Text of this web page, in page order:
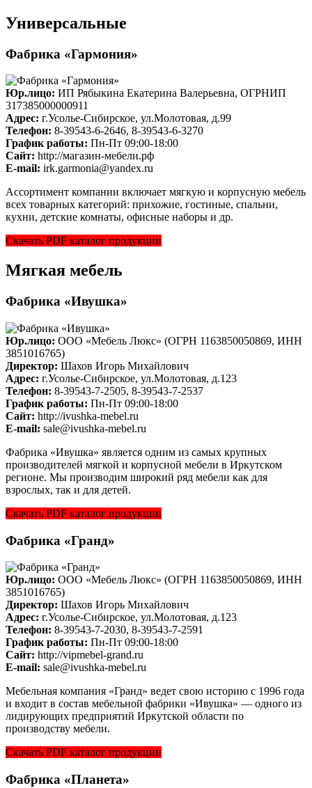
Универсальные
Фабрика «Гармония»
Юр.лицо: ИП Рябыкина Екатерина Валерьевна, ОГРНИП
317385000000911
Адрес: г.Усолье-Сибирское, ул.Молотовая, д.99
Телефон: 8-39543-6-2646, 8-39543-6-3270
График работы: Пн-Пт 09:00-18:00
Cайт: http://магазин-мебели.рф
E-mail: irk.garmonia@yandex.ru
Ассортимент компании включает мягкую и корпусную мебель
всех товарных категорий: прихожие, гостиные, спальни,
кухни, детские комнаты, офисные наборы и др.
Скачать PDF каталог продукции
Мягкая мебель
Фабрика «Ивушка»
Юр.лицо: ООО «Мебель Люкс» (ОГРН 1163850050869, ИНН
3851016765)
Директор: Шахов Игорь Михайлович
Адрес: г.Усолье-Сибирское, ул.Молотовая, д.123
Телефон: 8-39543-7-2505, 8-39543-7-2537
График работы: Пн-Пт 09:00-18:00
Cайт: http://ivushka-mebel.ru
E-mail: sale@ivushka-mebel.ru
Фабрика «Ивушка» является одним из самых крупных
производителей мягкой и корпусной мебели в Иркутском
регионе. Мы производим широкий ряд мебели как для
взрослых, так и для детей.
Скачать PDF каталог продукции
Фабрика «Гранд»
Юр.лицо: ООО «Мебель Люкс» (ОГРН 1163850050869, ИНН
3851016765)
Директор: Шахов Игорь Михайлович
Адрес: г.Усолье-Сибирское, ул.Молотовая, д.123
Телефон: 8-39543-7-2030, 8-39543-7-2591
График работы: Пн-Пт 09:00-18:00
Cайт: http://vipmebel-grand.ru
E-mail: sale@ivushka-mebel.ru
Мебельная компания «Гранд» ведет свою историю с 1996 года
и входит в состав мебельной фабрики «Ивушка» — одного из
лидирующих предприятий Иркутской области по
производству мебели.
Скачать PDF каталог продукции
Фабрика «Планета»